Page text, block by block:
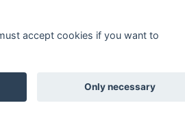
accept cookies if you want to
Only necessary